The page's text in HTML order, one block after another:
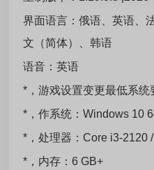
界面语言：俄语、英语、
文（简体）、韩语
语音：英语
*，游戏设置变更最低系统
*，作系统：Windows 10
*，处理器：Core i3-2120
*，内存：6 GB+